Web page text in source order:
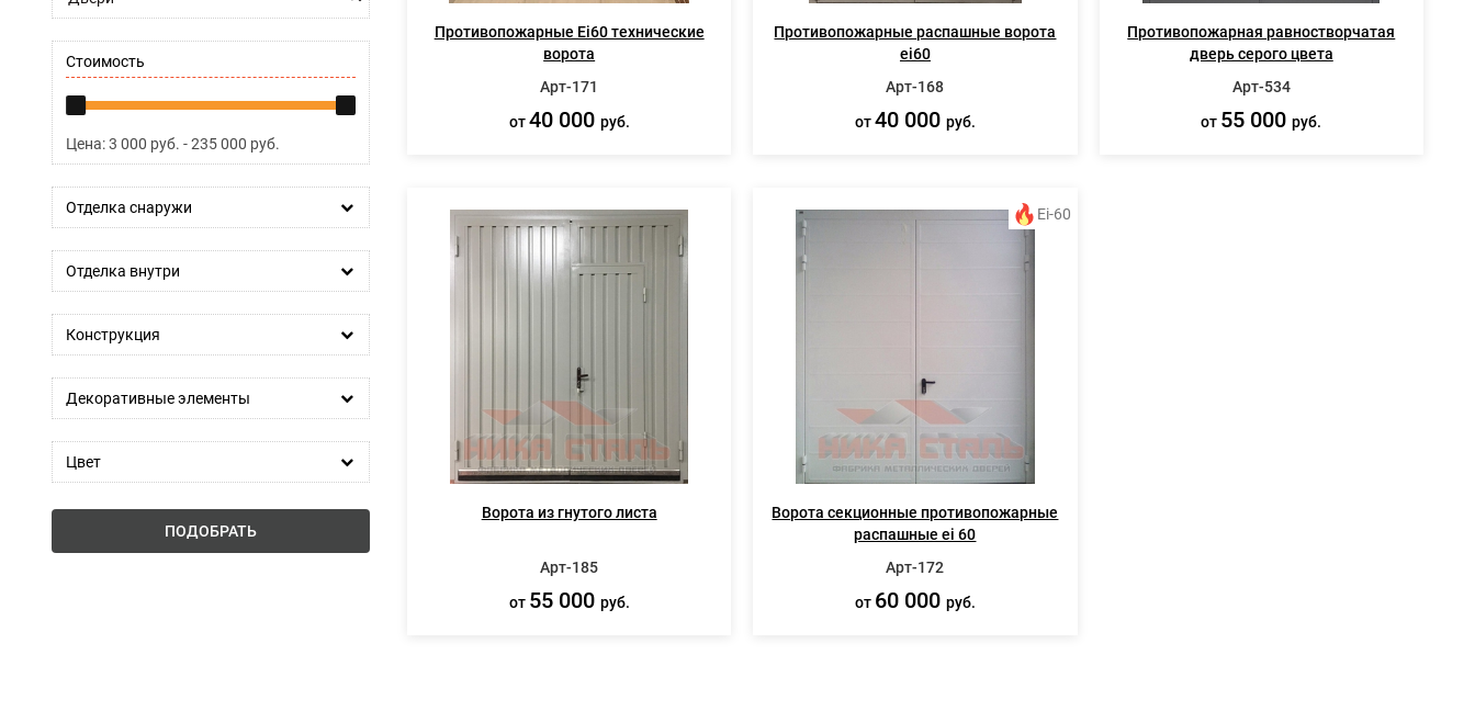
Противопожарные Ei60 технические
ворота
Арт-171
от40 000 руб.
Противопожарные распашные ворота
ei60
Арт-168
от40 000 руб.
Противопожарная равностворчатая
дверь серого цвета
Арт-534
от 55 000руб.
Ворота из гнутого листа
Арт-185
от 55 000 руб.
Ei-60
Ворота секционные противопожарные
распашные ei 60
Арт-172
от 60 000 руб.
Стоимость
Цена:3 000 руб. -235 000 руб.
Отделка снаружи
Отделка внутри
Конструкция
Декоративные элементы
Цвет
ПОДОБРАТЬ